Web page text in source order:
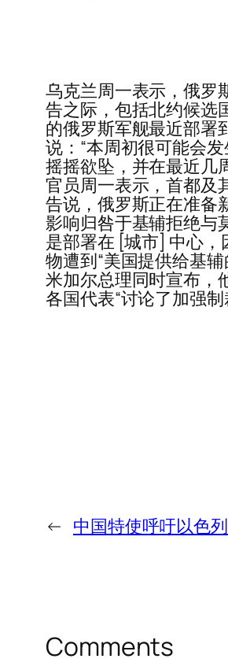
乌克兰周一表示，俄罗
告之际，包括北约候选
的俄罗斯军舰最近部署
说：“本周初很可能会
摇摇欲坠，并在最近几
官员周一表示，首都及
告说，俄罗斯正在准备
影响归咎于基辅拒绝与
是部署在 [城市] 中心，
物遭到“美国提供给基
米加尔总理同时宣布，
各国代表“讨论了加强
← 中国特使呼吁以色
Comments